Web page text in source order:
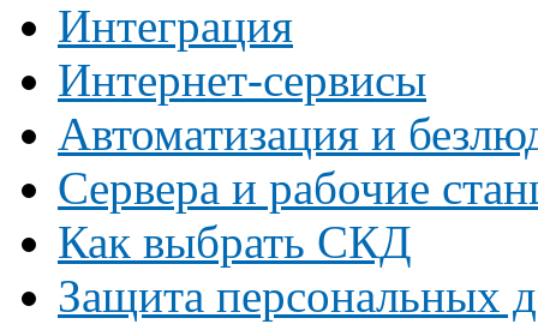
Интеграция
Интернет-сервисы
Автоматизация и
Сервера и рабочие
Как выбрать СКД
Защита персональных